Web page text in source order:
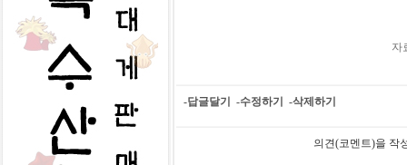
자
-답글달기 -수정하기 -삭제하기
의견(코멘트)을 작